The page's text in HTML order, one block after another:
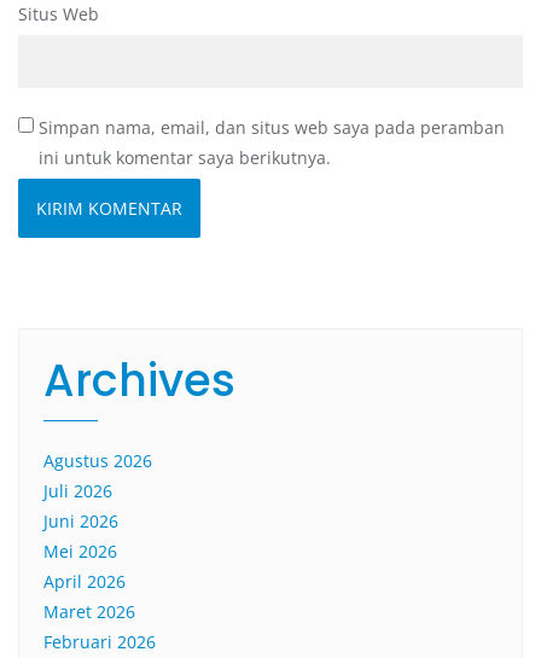
Situs Web
Simpan nama, email, dan situs web saya pada peramban
ini untuk komentar saya berikutnya.
Archives
Agustus 2026
Juli 2026
Juni 2026
Mei 2026
April 2026
Maret 2026
Februari 2026